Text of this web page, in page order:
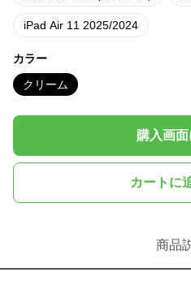
iPad Air 11 2025/2024
カラー
クリーム
購入画
カートに
商品